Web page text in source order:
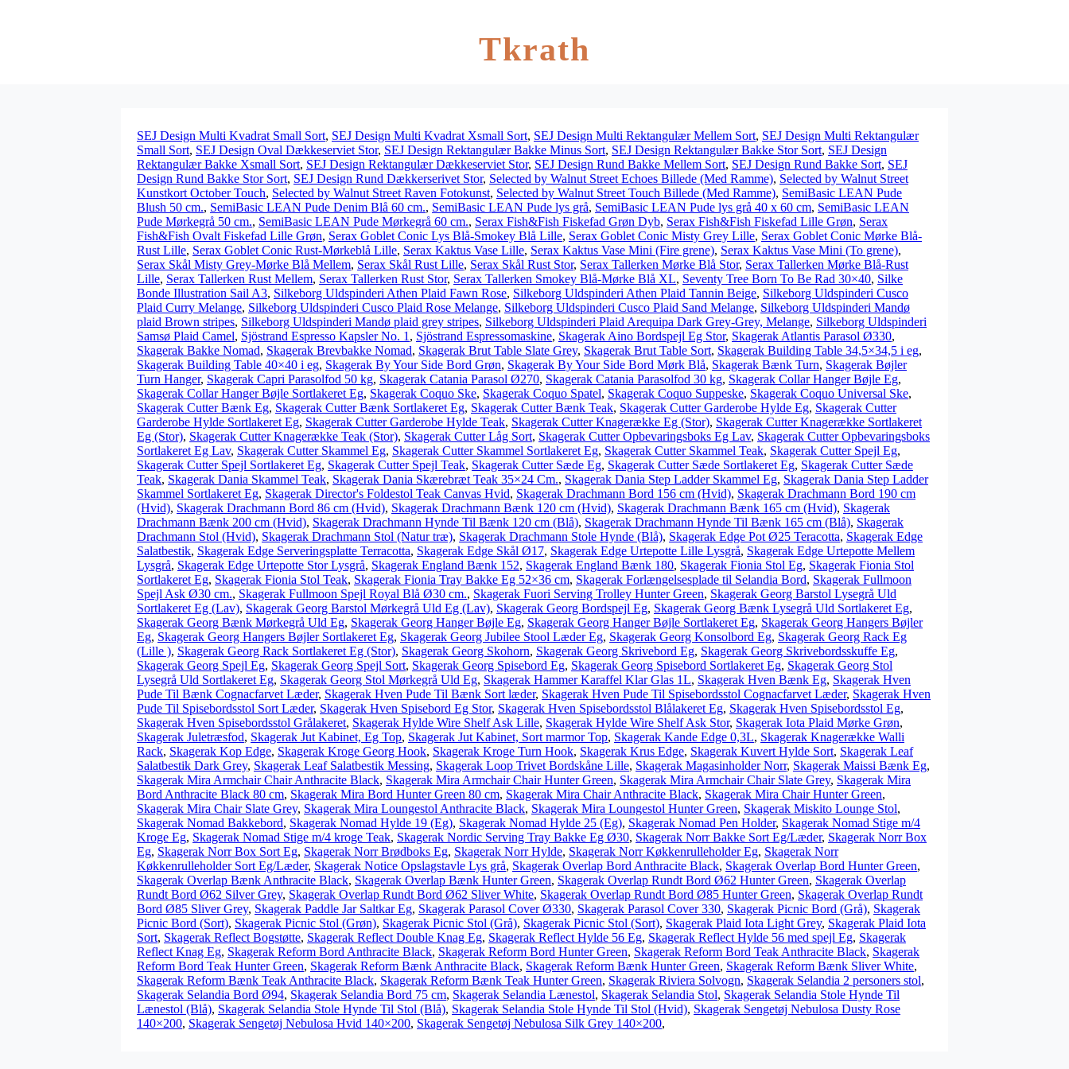
Tkrath
SEJ Design Multi Kvadrat Small Sort, SEJ Design Multi Kvadrat Xsmall Sort, SEJ Design Multi Rektangulær Mellem Sort, SEJ Design Multi Rektangulær
Small Sort, SEJ Design Oval Dækkeserviet Stor, SEJ Design Rektangulær Bakke Minus Sort, SEJ Design Rektangulær Bakke Stor Sort, SEJ Design
Rektangulær Bakke Xsmall Sort, SEJ Design Rektangulær Dækkeserviet Stor, SEJ Design Rund Bakke Mellem Sort, SEJ Design Rund Bakke Sort, SEJ
Design Rund Bakke Stor Sort, SEJ Design Rund Dækkerserivet Stor, Selected by Walnut Street Echoes Billede (Med Ramme), Selected by Walnut Street
Kunstkort October Touch, Selected by Walnut Street Raven Fotokunst, Selected by Walnut Street Touch Billede (Med Ramme), SemiBasic LEAN Pude
Blush 50 cm., SemiBasic LEAN Pude Denim Blå 60 cm., SemiBasic LEAN Pude lys grå, SemiBasic LEAN Pude lys grå 40 x 60 cm, SemiBasic LEAN
Pude Mørkegrå 50 cm., SemiBasic LEAN Pude Mørkegrå 60 cm., Serax Fish&Fish Fiskefad Grøn Dyb, Serax Fish&Fish Fiskefad Lille Grøn, Serax
Fish&Fish Ovalt Fiskefad Lille Grøn, Serax Goblet Conic Lys Blå-Smokey Blå Lille, Serax Goblet Conic Misty Grey Lille, Serax Goblet Conic Mørke Blå-
Rust Lille, Serax Goblet Conic Rust-Mørkeblå Lille, Serax Kaktus Vase Lille, Serax Kaktus Vase Mini (Fire grene), Serax Kaktus Vase Mini (To grene),
Serax Skål Misty Grey-Mørke Blå Mellem, Serax Skål Rust Lille, Serax Skål Rust Stor, Serax Tallerken Mørke Blå Stor, Serax Tallerken Mørke Blå-Rust
Lille, Serax Tallerken Rust Mellem, Serax Tallerken Rust Stor, Serax Tallerken Smokey Blå-Mørke Blå XL, Seventy Tree Born To Be Rad 30×40, Silke
Bonde Illustration Sail A3, Silkeborg Uldspinderi Athen Plaid Fawn Rose, Silkeborg Uldspinderi Athen Plaid Tannin Beige, Silkeborg Uldspinderi Cusco
Plaid Curry Melange, Silkeborg Uldspinderi Cusco Plaid Rose Melange, Silkeborg Uldspinderi Cusco Plaid Sand Melange, Silkeborg Uldspinderi Mandø
plaid Brown stripes, Silkeborg Uldspinderi Mandø plaid grey stripes, Silkeborg Uldspinderi Plaid Arequipa Dark Grey-Grey, Melange, Silkeborg Uldspinderi
Samsø Plaid Camel, Sjöstrand Espresso Kapsler No. 1 , Sjöstrand Espressomaskine, Skagerak Aino Bordspejl Eg Stor, Skagerak Atlantis Parasol Ø330,
Skagerak Bakke Nomad, Skagerak Brevbakke Nomad, Skagerak Brut Table Slate Grey, Skagerak Brut Table Sort, Skagerak Building Table 34,5×34,5 i eg,
Skagerak Building Table 40×40 i eg, Skagerak By Your Side Bord Grøn, Skagerak By Your Side Bord Mørk Blå, Skagerak Bænk Turn, Skagerak Bøjler
Turn Hanger, Skagerak Capri Parasolfod 50 kg, Skagerak Catania Parasol Ø270, Skagerak Catania Parasolfod 30 kg, Skagerak Collar Hanger Bøjle Eg,
Skagerak Collar Hanger Bøjle Sortlakeret Eg, Skagerak Coquo Ske, Skagerak Coquo Spatel, Skagerak Coquo Suppeske, Skagerak Coquo Universal Ske,
Skagerak Cutter Bænk Eg, Skagerak Cutter Bænk Sortlakeret Eg, Skagerak Cutter Bænk Teak, Skagerak Cutter Garderobe Hylde Eg, Skagerak Cutter
Garderobe Hylde Sortlakeret Eg, Skagerak Cutter Garderobe Hylde Teak, Skagerak Cutter Knagerække Eg (Stor), Skagerak Cutter Knagerække Sortlakeret
Eg (Stor), Skagerak Cutter Knagerække Teak (Stor), Skagerak Cutter Låg Sort, Skagerak Cutter Opbevaringsboks Eg Lav, Skagerak Cutter Opbevaringsboks
Sortlakeret Eg Lav, Skagerak Cutter Skammel Eg, Skagerak Cutter Skammel Sortlakeret Eg, Skagerak Cutter Skammel Teak, Skagerak Cutter Spejl Eg,
Skagerak Cutter Spejl Sortlakeret Eg, Skagerak Cutter Spejl Teak, Skagerak Cutter Sæde Eg, Skagerak Cutter Sæde Sortlakeret Eg, Skagerak Cutter Sæde
Teak, Skagerak Dania Skammel Teak, Skagerak Dania Skærebræt Teak 35×24 Cm., Skagerak Dania Step Ladder Skammel Eg, Skagerak Dania Step Ladder
Skammel Sortlakeret Eg, Skagerak Director's Foldestol Teak Canvas Hvid, Skagerak Drachmann Bord 156 cm (Hvid), Skagerak Drachmann Bord 190 cm
(Hvid), Skagerak Drachmann Bord 86 cm (Hvid), Skagerak Drachmann Bænk 120 cm (Hvid), Skagerak Drachmann Bænk 165 cm (Hvid), Skagerak
Drachmann Bænk 200 cm (Hvid), Skagerak Drachmann Hynde Til Bænk 120 cm (Blå), Skagerak Drachmann Hynde Til Bænk 165 cm (Blå), Skagerak
Drachmann Stol (Hvid), Skagerak Drachmann Stol (Natur træ), Skagerak Drachmann Stole Hynde (Blå), Skagerak Edge Pot Ø25 Teracotta, Skagerak Edge
Salatbestik, Skagerak Edge Serveringsplatte Terracotta, Skagerak Edge Skål Ø17, Skagerak Edge Urtepotte Lille Lysgrå, Skagerak Edge Urtepotte Mellem
Lysgrå, Skagerak Edge Urtepotte Stor Lysgrå, Skagerak England Bænk 152, Skagerak England Bænk 180, Skagerak Fionia Stol Eg, Skagerak Fionia Stol
Sortlakeret Eg, Skagerak Fionia Stol Teak, Skagerak Fionia Tray Bakke Eg 52×36 cm, Skagerak Forlængelsesplade til Selandia Bord, Skagerak Fullmoon
Spejl Ask Ø30 cm., Skagerak Fullmoon Spejl Royal Blå Ø30 cm., Skagerak Fuori Serving Trolley Hunter Green, Skagerak Georg Barstol Lysegrå Uld
Sortlakeret Eg (Lav), Skagerak Georg Barstol Mørkegrå Uld Eg (Lav), Skagerak Georg Bordspejl Eg, Skagerak Georg Bænk Lysegrå Uld Sortlakeret Eg,
Skagerak Georg Bænk Mørkegrå Uld Eg, Skagerak Georg Hanger Bøjle Eg, Skagerak Georg Hanger Bøjle Sortlakeret Eg, Skagerak Georg Hangers Bøjler
Eg, Skagerak Georg Hangers Bøjler Sortlakeret Eg, Skagerak Georg Jubilee Stool Læder Eg, Skagerak Georg Konsolbord Eg, Skagerak Georg Rack Eg
(Lille ), Skagerak Georg Rack Sortlakeret Eg (Stor), Skagerak Georg Skohorn, Skagerak Georg Skrivebord Eg, Skagerak Georg Skrivebordsskuffe Eg,
Skagerak Georg Spejl Eg, Skagerak Georg Spejl Sort, Skagerak Georg Spisebord Eg, Skagerak Georg Spisebord Sortlakeret Eg, Skagerak Georg Stol
Lysegrå Uld Sortlakeret Eg, Skagerak Georg Stol Mørkegrå Uld Eg, Skagerak Hammer Karaffel Klar Glas 1L, Skagerak Hven Bænk Eg, Skagerak Hven
Pude Til Bænk Cognacfarvet Læder, Skagerak Hven Pude Til Bænk Sort læder, Skagerak Hven Pude Til Spisebordsstol Cognacfarvet Læder, Skagerak Hven
Pude Til Spisebordsstol Sort Læder, Skagerak Hven Spisebord Eg Stor, Skagerak Hven Spisebordsstol Blålakeret Eg, Skagerak Hven Spisebordsstol Eg,
Skagerak Hven Spisebordsstol Grålakeret, Skagerak Hylde Wire Shelf Ask Lille, Skagerak Hylde Wire Shelf Ask Stor, Skagerak Iota Plaid Mørke Grøn,
Skagerak Juletræsfod, Skagerak Jut Kabinet, Eg Top, Skagerak Jut Kabinet, Sort marmor Top, Skagerak Kande Edge 0,3L, Skagerak Knagerække Walli
Rack, Skagerak Kop Edge, Skagerak Kroge Georg Hook, Skagerak Kroge Turn Hook, Skagerak Krus Edge, Skagerak Kuvert Hylde Sort, Skagerak Leaf
Salatbestik Dark Grey, Skagerak Leaf Salatbestik Messing, Skagerak Loop Trivet Bordskåne Lille, Skagerak Magasinholder Norr, Skagerak Maissi Bænk Eg,
Skagerak Mira Armchair Chair Anthracite Black, Skagerak Mira Armchair Chair Hunter Green, Skagerak Mira Armchair Chair Slate Grey, Skagerak Mira
Bord Anthracite Black 80 cm, Skagerak Mira Bord Hunter Green 80 cm, Skagerak Mira Chair Anthracite Black, Skagerak Mira Chair Hunter Green,
Skagerak Mira Chair Slate Grey, Skagerak Mira Loungestol Anthracite Black, Skagerak Mira Loungestol Hunter Green, Skagerak Miskito Lounge Stol,
Skagerak Nomad Bakkebord, Skagerak Nomad Hylde 19 (Eg), Skagerak Nomad Hylde 25 (Eg), Skagerak Nomad Pen Holder, Skagerak Nomad Stige m/4
Kroge Eg, Skagerak Nomad Stige m/4 kroge Teak, Skagerak Nordic Serving Tray Bakke Eg Ø30, Skagerak Norr Bakke Sort Eg/Læder, Skagerak Norr Box
Eg, Skagerak Norr Box Sort Eg, Skagerak Norr Brødboks Eg, Skagerak Norr Hylde, Skagerak Norr Køkkenrulleholder Eg, Skagerak Norr
Køkkenrulleholder Sort Eg/Læder, Skagerak Notice Opslagstavle Lys grå, Skagerak Overlap Bord Anthracite Black, Skagerak Overlap Bord Hunter Green,
Skagerak Overlap Bænk Anthracite Black, Skagerak Overlap Bænk Hunter Green, Skagerak Overlap Rundt Bord Ø62 Hunter Green, Skagerak Overlap
Rundt Bord Ø62 Silver Grey, Skagerak Overlap Rundt Bord Ø62 Sliver White, Skagerak Overlap Rundt Bord Ø85 Hunter Green, Skagerak Overlap Rundt
Bord Ø85 Sliver Grey, Skagerak Paddle Jar Saltkar Eg, Skagerak Parasol Cover Ø330, Skagerak Parasol Cover 330, Skagerak Picnic Bord (Grå), Skagerak
Picnic Bord (Sort), Skagerak Picnic Stol (Grøn), Skagerak Picnic Stol (Grå), Skagerak Picnic Stol (Sort), Skagerak Plaid Iota Light Grey, Skagerak Plaid Iota
Sort, Skagerak Reflect Bogstøtte, Skagerak Reflect Double Knag Eg, Skagerak Reflect Hylde 56 Eg, Skagerak Reflect Hylde 56 med spejl Eg, Skagerak
Reflect Knag Eg, Skagerak Reform Bord Anthracite Black, Skagerak Reform Bord Hunter Green, Skagerak Reform Bord Teak Anthracite Black, Skagerak
Reform Bord Teak Hunter Green, Skagerak Reform Bænk Anthracite Black, Skagerak Reform Bænk Hunter Green, Skagerak Reform Bænk Sliver White,
Skagerak Reform Bænk Teak Anthracite Black, Skagerak Reform Bænk Teak Hunter Green, Skagerak Riviera Solvogn, Skagerak Selandia 2 personers stol,
Skagerak Selandia Bord Ø94, Skagerak Selandia Bord 75 cm, Skagerak Selandia Lænestol, Skagerak Selandia Stol, Skagerak Selandia Stole Hynde Til
Lænestol (Blå), Skagerak Selandia Stole Hynde Til Stol (Blå), Skagerak Selandia Stole Hynde Til Stol (Hvid), Skagerak Sengetøj Nebulosa Dusty Rose
140×200, Skagerak Sengetøj Nebulosa Hvid 140×200, Skagerak Sengetøj Nebulosa Silk Grey 140×200,